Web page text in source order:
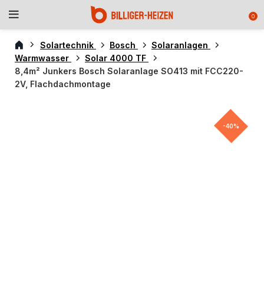
0
Solartechnik Bosch
Solaranlagen
Warmwasser
Solar 4000 TF
8,4m² Junkers Bosch Solaranlage SO413 mit FCC220-
2V, Flachdachmontage
-40%